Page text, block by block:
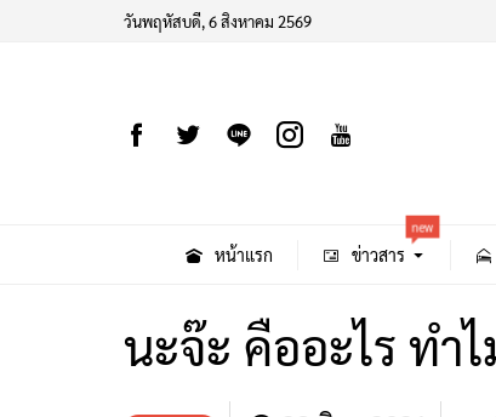
วันพฤหัสบดี, 6 สิงหาคม 2569
หน้าแรก ข่าวสาร
new
นะจ๊ะ คืออะไร ทำ